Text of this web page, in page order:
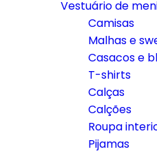
Vestuário de
Camisas
Malhas e
Casacos e
T-shirts
Calças
Calções
Roupa
Pijamas